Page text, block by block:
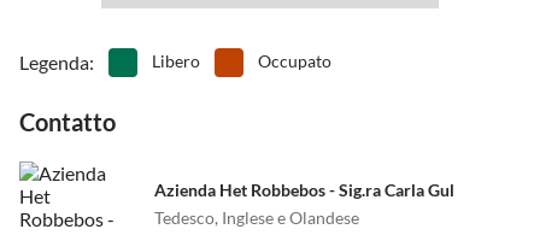
Legenda: Libero Occupato
Contatto
Azienda Het Robbebos - Sig.ra Carla Gul
Tedesco, Inglese e Olandese